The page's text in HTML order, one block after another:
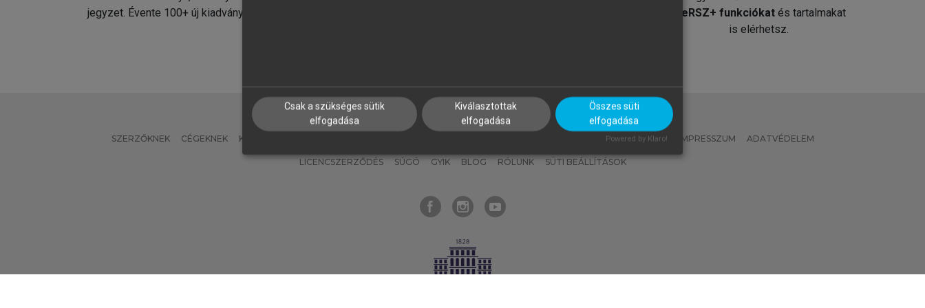
jegyzet. Évente 100+ új kiadvány.
MeRSZ+ funkciókat és tartalmakat
is elérhetsz.
SZERZŐKNEK CÉGEKNEK KÖNYVTÁROSOKNAK MI – ÁLTALÁNOS IRÁNYELVEK IMPRESSZUM ADATVÉDELEM
LICENCSZERZŐDÉS SÚGÓ GYIK BLOG RÓLUNK SÜTI BEÁLLÍTÁSOK
Csak a szükséges sütik
elfogadása
Kiválasztottak
elfogadása
Összes süti
elfogadása
Powered by Klaro!